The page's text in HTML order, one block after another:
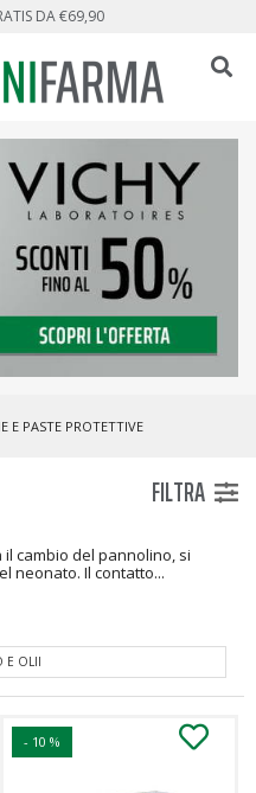
DA €69,90
E PASTE PROTETTIVE
FILTRA
cambio del pannolino, si
neonato. Il contatto...
E OLII
- 10 %